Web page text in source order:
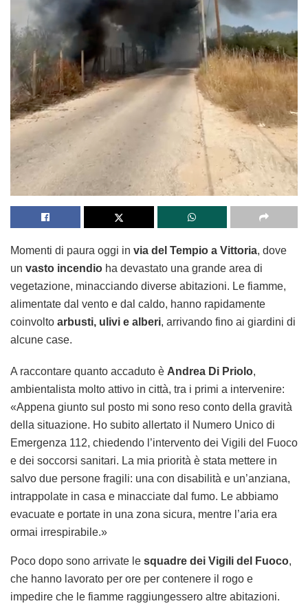
Momenti di paura oggi in via del Tempio a Vittoria, dove
un vasto incendio ha devastato una grande area di
vegetazione, minacciando diverse abitazioni. Le fiamme,
alimentate dal vento e dal caldo, hanno rapidamente
coinvolto arbusti, ulivi e alberi, arrivando fino ai giardini di
alcune case.
A raccontare quanto accaduto è Andrea Di Priolo,
ambientalista molto attivo in città, tra i primi a intervenire:
«Appena giunto sul posto mi sono reso conto della gravità
della situazione. Ho subito allertato il Numero Unico di
Emergenza 112, chiedendo l’intervento dei Vigili del Fuoco
e dei soccorsi sanitari. La mia priorità è stata mettere in
salvo due persone fragili: una con disabilità e un’anziana,
intrappolate in casa e minacciate dal fumo. Le abbiamo
evacuate e portate in una zona sicura, mentre l’aria era
ormai irrespirabile.»
Poco dopo sono arrivate le squadre dei Vigili del Fuoco,
che hanno lavorato per ore per contenere il rogo e
impedire che le fiamme raggiungessero altre abitazioni.